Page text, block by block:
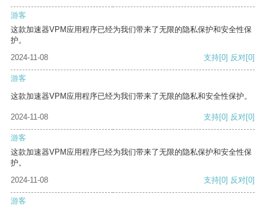
游客
这款加速器VPM应用程序已经为我们带来了无限的隐私保护和安全性保
护。
2024-11-08
支持[0] 反对[0]
游客
这款加速器VPM应用程序已经为我们带来了无限的隐私和安全性保护。
2024-11-08 支持[0] 反对[0]
游客
这款加速器VPM应用程序已经为我们带来了无限的隐私保护和安全性保
护。
2024-11-08
支持[0] 反对[0]
游客